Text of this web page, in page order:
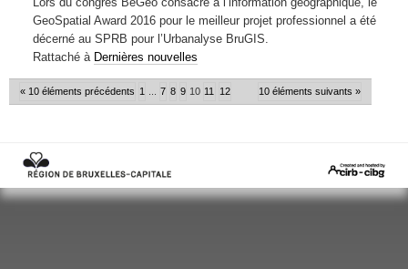
GeoSpatial Award 2016 pour le meilleur projet professionnel a été
décerné au SPRB pour l’Urbanalyse BruGIS.
Rattaché à Dernières nouvelles
« 10 éléments précédents 10 éléments suivants »
1 7 8 9 10 11 12